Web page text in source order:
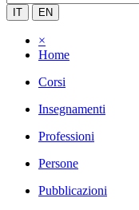
IT EN
×
Home
Corsi
Insegnamenti
Professioni
Persone
Pubblicazioni